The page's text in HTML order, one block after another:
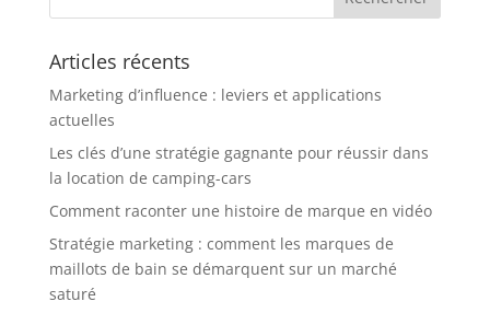
Articles récents
Marketing d’influence : leviers et applications
actuelles
Les clés d’une stratégie gagnante pour réussir dans
la location de camping-cars
Comment raconter une histoire de marque en vidéo
Stratégie marketing : comment les marques de
maillots de bain se démarquent sur un marché
saturé